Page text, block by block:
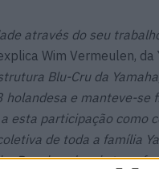
através do seu
Wim Vermeulen, da
Blu-Cru da
holandesa e manteve-se
esta participação como
de toda a família
Benelux, depois